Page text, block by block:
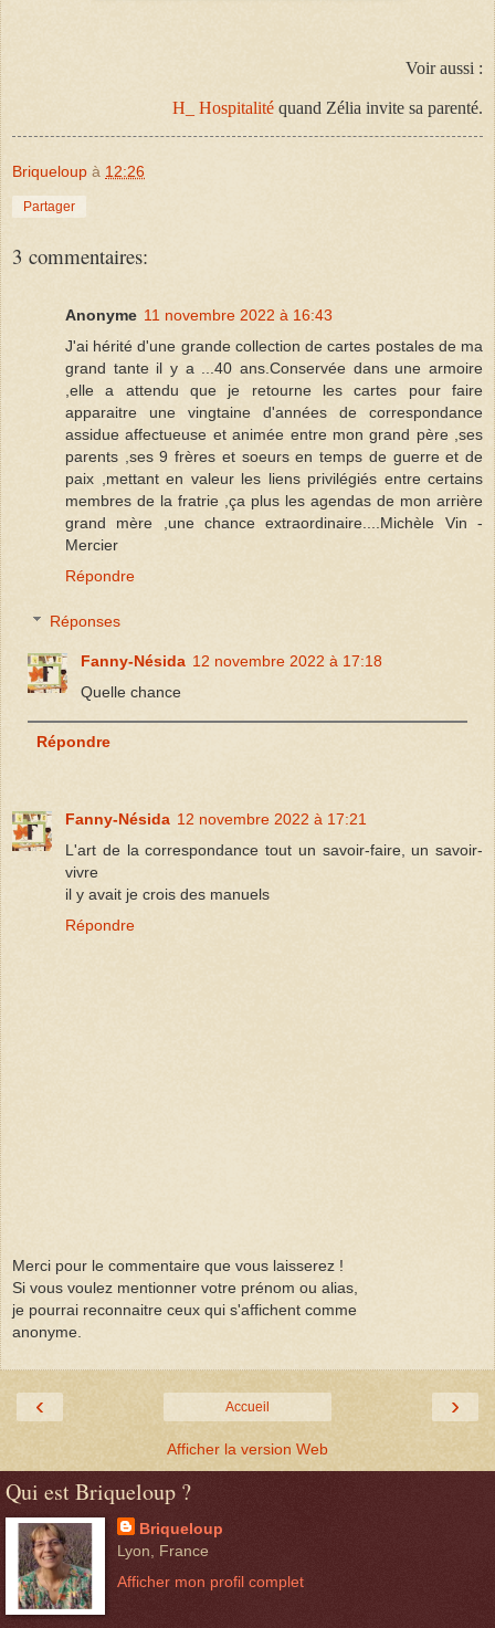
Voir aussi :
H_ Hospitalité quand Zélia invite sa parenté.
Briqueloup à 12:26
Partager
3 commentaires:
Anonyme 11 novembre 2022 à 16:43
J'ai hérité d'une grande collection de cartes postales de ma
grand tante il y a ...40 ans.Conservée dans une armoire
,elle a attendu que je retourne les cartes pour faire
apparaitre une vingtaine d'années de correspondance
assidue affectueuse et animée entre mon grand père ,ses
parents ,ses 9 frères et soeurs en temps de guerre et de
paix ,mettant en valeur les liens privilégiés entre certains
membres de la fratrie ,ça plus les agendas de mon arrière
grand mère ,une chance extraordinaire....Michèle Vin -
Mercier
Répondre
Réponses
Fanny-Nésida 12 novembre 2022 à 17:18
Quelle chance
Répondre
Fanny-Nésida 12 novembre 2022 à 17:21
L'art de la correspondance tout un savoir-faire, un savoir-
vivre
il y avait je crois des manuels
Répondre
Merci pour le commentaire que vous laisserez !
Si vous voulez mentionner votre prénom ou alias,
je pourrai reconnaitre ceux qui s'affichent comme
anonyme.
‹ ›
Accueil
Afficher la version Web
Qui est Briqueloup ?
Briqueloup
Lyon, France
Afficher mon profil complet